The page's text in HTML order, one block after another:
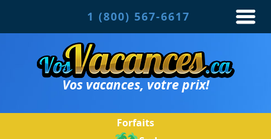
1 (800) 567-6617
Vos vacances, votre prix!
Forfaits